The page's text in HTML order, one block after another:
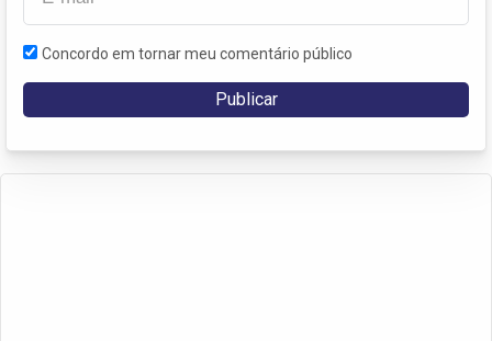
Concordo em tornar meu comentário público